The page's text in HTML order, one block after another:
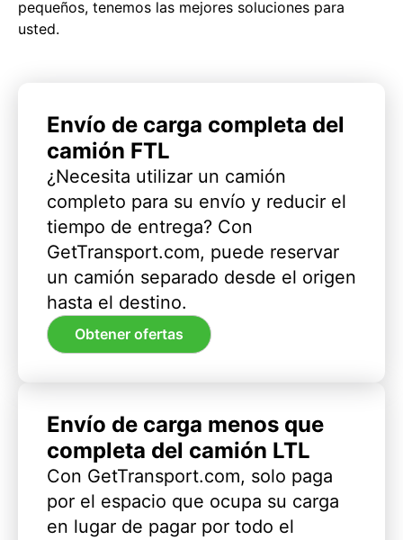
pequeños, tenemos las mejores soluciones para
usted.
Envío de carga completa del
camión FTL
¿Necesita utilizar un camión
completo para su envío y reducir el
tiempo de entrega? Con
GetTransport.com, puede reservar
un camión separado desde el origen
hasta el destino.
Obtener ofertas
Envío de carga menos que
completa del camión LTL
Con GetTransport.com, solo paga
por el espacio que ocupa su carga
en lugar de pagar por todo el